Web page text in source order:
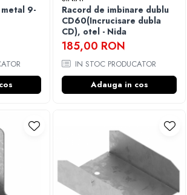
9-
Racord de imbinare dublu
CD60(Incrucisare dubla
CD), otel - Nida
185,00 RON
IN STOC PRODUCATOR
Adauga in cos